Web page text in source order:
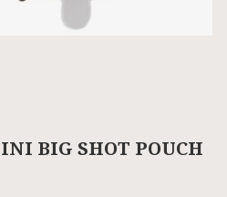
BIG SHOT POUCH